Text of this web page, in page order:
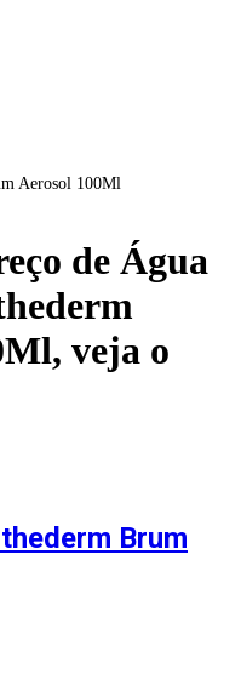
Aerosol 100Ml
de Água
, veja o
Brum